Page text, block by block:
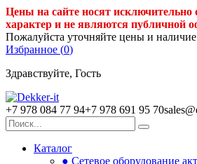
Цены на сайте носят
характер и не являются публичной
Пожалуйста уточняйте цены и
Избранное (0)
Здравствуйте, Гость
+7 978 084 77 94+7 978 691 95 70
Каталог
● Сетевое оборудование